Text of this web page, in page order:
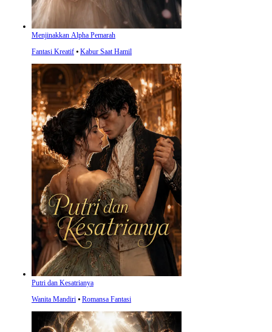
Menjinakkan Alpha Pemarah
Fantasi Kreatif ⦁ Kabur Saat Hamil
Putri dan Kesatrianya
Wanita Mandiri ⦁ Romansa Fantasi